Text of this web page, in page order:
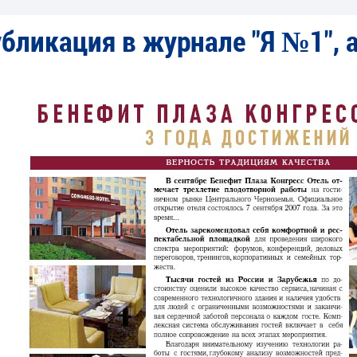
в журнале "Я №1",
Гарик Сукачев